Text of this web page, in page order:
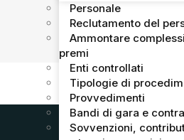
Personale
Reclutamento del
Ammontare
premi
Enti controllati
Tipologie di
Provvedimenti
Bandi di gara e
Sovvenzioni,